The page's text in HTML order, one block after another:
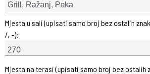
Grill, Ražanj, Peka
Mjesta u sali (upisati samo broj bez ostalih
/, -):
Mjesta na terasi (upisati samo broj bez ostalih